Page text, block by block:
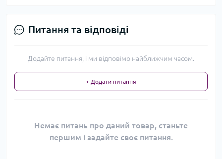
Питання та відповіді
Додайте питання, і ми відповімо найближчим часом.
+ Додати питання
Немає питань про даний товар, станьте
першим і задайте своє питання.